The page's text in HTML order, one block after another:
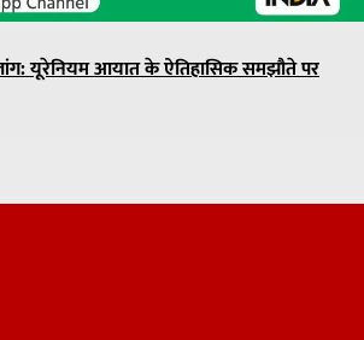
यूरेनियम आयात के ऐतिहासिक समझौते पर